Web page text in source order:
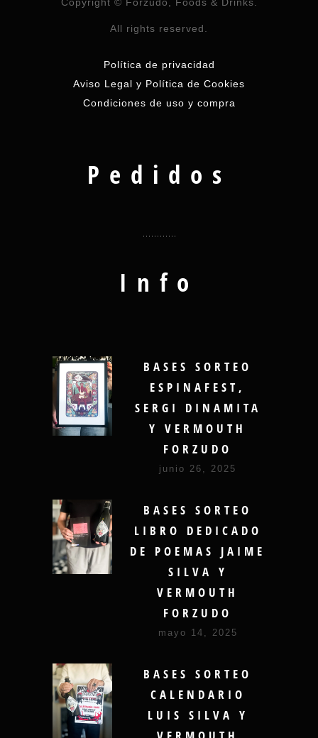
All rights reserved.
Política de privacidad
Aviso Legal y Política de Cookies
Condiciones de uso y compra
Pedidos
Info
BASES SORTEO
ESPINAFEST,
SERGI DINAMITA
Y VERMOUTH
FORZUDO
junio 26, 2025
BASES SORTEO
LIBRO DEDICADO
DE POEMAS JAIME
SILVA Y
VERMOUTH
FORZUDO
mayo 14, 2025
BASES SORTEO
CALENDARIO
LUIS SILVA Y